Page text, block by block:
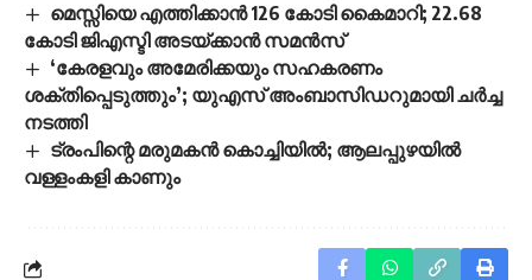
മെസ്സിയെ എത്തിക്കാൻ 126 കോടി കൈമാറി; 22.68
കോടി ജിഎസ്ടി അടയ്ക്കാൻ സമൻസ്
‘കേരളവും അമേരിക്കയും സഹകരണം
ശക്തിപ്പെടുത്തും’; യുഎസ് അംബാസിഡറുമായി ചർച്ച
നടത്തി
ട്രംപിന്റെ മരുമകൻ കൊച്ചിയിൽ; ആലപ്പുഴയിൽ
വള്ളംകളി കാണും